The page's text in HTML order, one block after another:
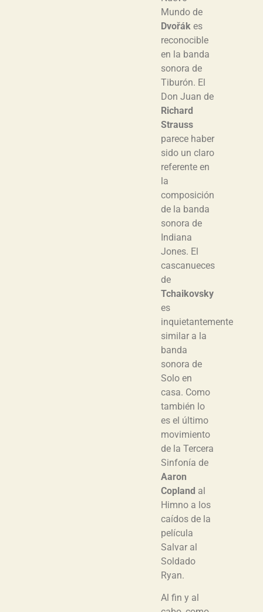
Mundo de
Dvořák es
reconocible
en la banda
sonora de
Tiburón. El
Don Juan de
Richard
Strauss
parece haber
sido un claro
referente en
la
composición
de la banda
sonora de
Indiana
Jones. El
cascanueces
de
Tchaikovsky
es
inquietantemente
similar a la
banda
sonora de
Solo en
casa. Como
también lo
es el último
movimiento
de la Tercera
Sinfonía de
Aaron
Copland al
Himno a los
caídos de la
película
Salvar al
Soldado
Ryan.
Al fin y al